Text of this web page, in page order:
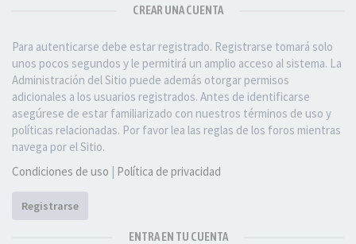
CREAR UNA CUENTA
Para autenticarse debe estar registrado. Registrarse tomará solo
unos pocos segundos y le permitirá un amplio acceso al sistema. La
Administración del Sitio puede además otorgar permisos
adicionales a los usuarios registrados. Antes de identificarse
asegúrese de estar familiarizado con nuestros términos de uso y
políticas relacionadas. Por favor lea las reglas de los foros mientras
navega por el Sitio.
Condiciones de uso | Política de privacidad
Registrarse
ENTRA EN TU CUENTA